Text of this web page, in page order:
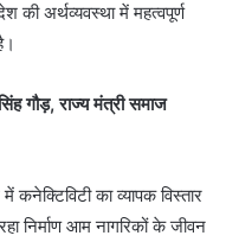
अर्थव्यवस्था में महत्वपूर्ण
गौड़, राज्य मंत्री समाज
का व्यापक विस्तार
निर्माण आम नागरिकों के जीवन